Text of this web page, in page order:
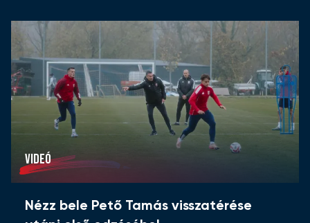
VIDEÓ
Nézz bele Pető Tamás visszatérése